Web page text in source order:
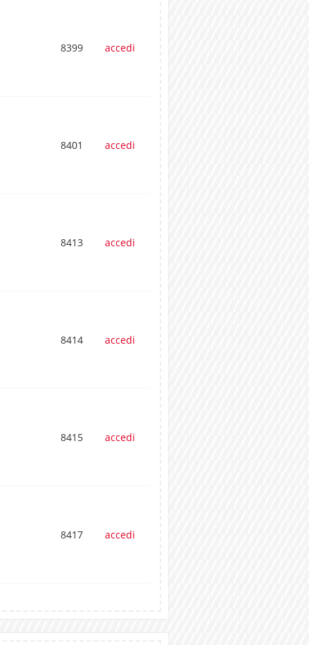
8399 accedi
8401 accedi
8413 accedi
8414 accedi
8415 accedi
8417 accedi